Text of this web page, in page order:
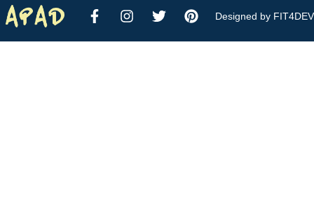
Designed by FIT4DEV